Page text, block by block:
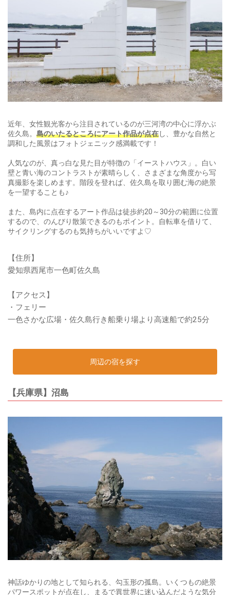
近年、女性観光客から注目されているのが三河湾の中心に浮かぶ
佐久島。 島のいたるところにアート作品が点在し、豊かな自然と
調和した風景はフォトジェニック感満載です！
人気なのが、真っ白な見た目が特徴の「イーストハウス」。白い
壁と青い海のコントラストが素晴らしく、さまざまな角度から写
真撮影を楽しめます。階段を登れば、佐久島を取り囲む海の絶景
を一望することも♪
また、島内に点在するアート作品は徒歩約20～30分の範囲に位置
するので、のんびり散策できるのもポイント。自転車を借りて、
サイクリングするのも気持ちがいいですよ♡
【住所】
愛知県西尾市一色町佐久島
【アクセス】
・フェリー
一色さかな広場・佐久島行き船乗り場より高速船で約25分
周辺の宿を探す
【兵庫県】沼島
神話ゆかりの地として知られる、勾玉形の孤島。いくつもの絶景
パワースポットが点在し、まるで異世界に迷い込んだような気分